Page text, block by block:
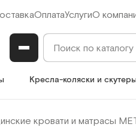
ОплатаУслугиО
Кресла-коляски и
кровати и матрасы